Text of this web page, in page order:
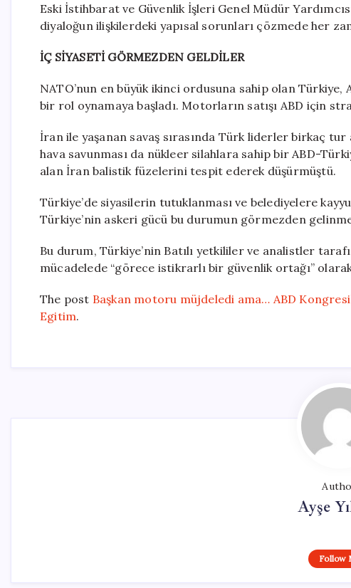
Eski İstihbarat ve Güvenlik İşleri Genel Müdür
diyaloğun ilişkilerdeki yapısal sorunları çözmede her
İÇ SİYASETİ GÖRMEZDEN GELDİLER
NATO’nun en büyük ikinci ordusuna sahip olan
bir rol oynamaya başladı. Motorların satışı ABD için
İran ile yaşanan savaş sırasında Türk liderler birkaç
hava savunması da nükleer silahlara sahip bir ABD-
alan İran balistik füzelerini tespit ederek düşürmüştü.
Türkiye’de siyasilerin tutuklanması ve belediyelere
Türkiye’nin askeri gücü bu durumun görmezden
Bu durum, Türkiye’nin Batılı yetkililer ve analistler
mücadelede “görece istikrarlı bir güvenlik ortağı”
The post Başkan motoru müjdeledi ama… ABD
Egitim.
Ayşe
Follow